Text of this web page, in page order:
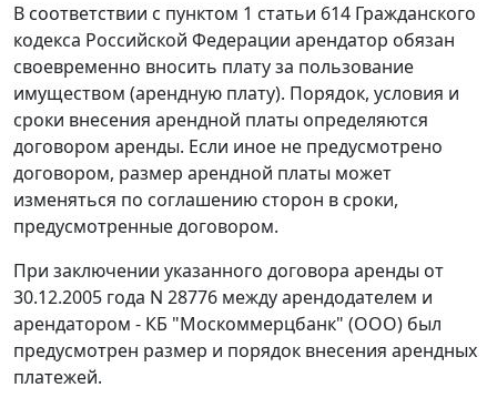
В соответствии с пунктом 1 статьи 614 Гражданского
кодекса Российской Федерации арендатор обязан
своевременно вносить плату за пользование
имуществом (арендную плату). Порядок, условия и
сроки внесения арендной платы определяются
договором аренды. Если иное не предусмотрено
договором, размер арендной платы может
изменяться по соглашению сторон в сроки,
предусмотренные договором.
При заключении указанного договора аренды от
30.12.2005 года N 28776 между арендодателем и
арендатором - КБ "Москоммерцбанк" (ООО) был
предусмотрен размер и порядок внесения арендных
платежей.